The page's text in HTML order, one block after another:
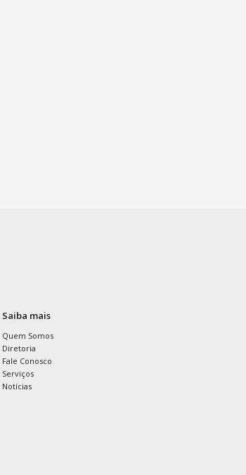
Saiba mais
Quem Somos
Diretoria
Fale Conosco
Serviços
Notícias